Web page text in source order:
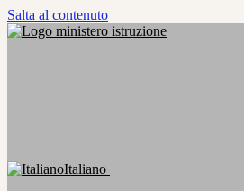
Salta al contenuto
Italiano